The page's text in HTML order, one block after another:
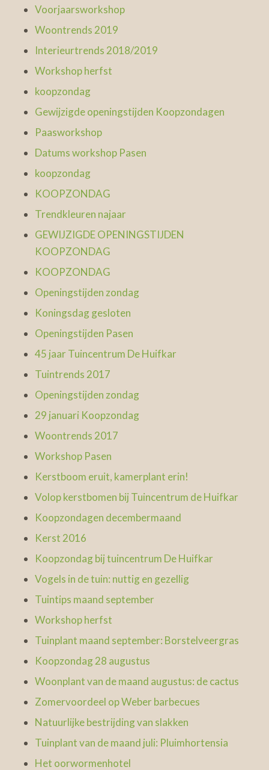
Voorjaarsworkshop
Woontrends 2019
Interieurtrends 2018/2019
Workshop herfst
koopzondag
Gewijzigde openingstijden Koopzondagen
Paasworkshop
Datums workshop Pasen
koopzondag
KOOPZONDAG
Trendkleuren najaar
GEWIJZIGDE OPENINGSTIJDEN
KOOPZONDAG
KOOPZONDAG
Openingstijden zondag
Koningsdag gesloten
Openingstijden Pasen
45 jaar Tuincentrum De Huifkar
Tuintrends 2017
Openingstijden zondag
29 januari Koopzondag
Woontrends 2017
Workshop Pasen
Kerstboom eruit, kamerplant erin!
Volop kerstbomen bij Tuincentrum de Huifkar
Koopzondagen decembermaand
Kerst 2016
Koopzondag bij tuincentrum De Huifkar
Vogels in de tuin: nuttig en gezellig
Tuintips maand september
Workshop herfst
Tuinplant maand september: Borstelveergras
Koopzondag 28 augustus
Woonplant van de maand augustus: de cactus
Zomervoordeel op Weber barbecues
Natuurlijke bestrijding van slakken
Tuinplant van de maand juli: Pluimhortensia
Het oorwormenhotel